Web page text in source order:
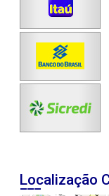
Localização